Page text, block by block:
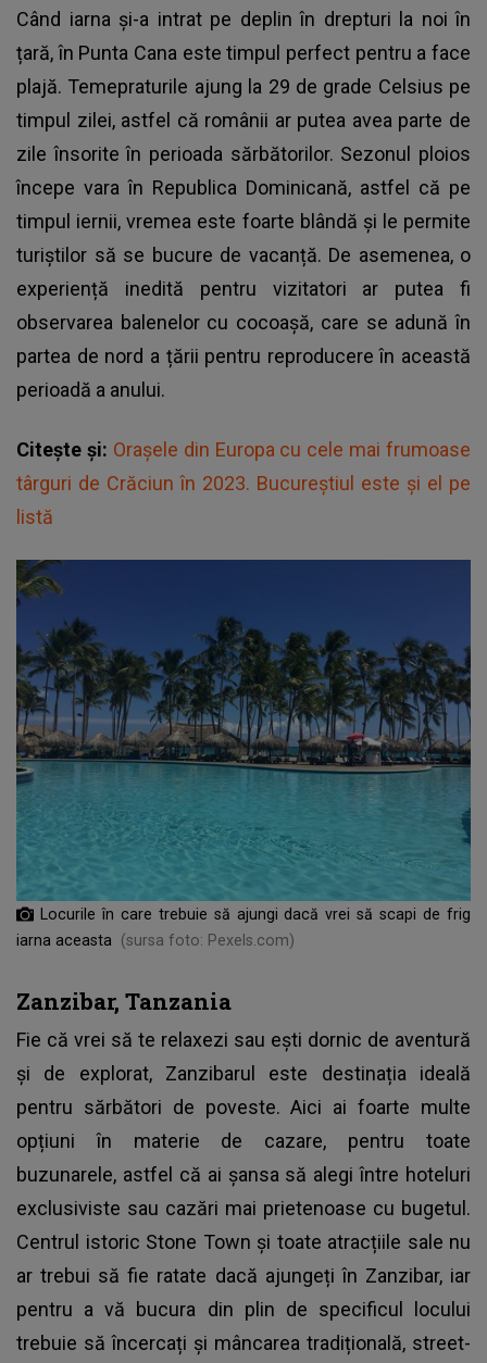
Când iarna și-a intrat pe deplin în drepturi la noi în
țară, în Punta Cana este timpul perfect pentru a face
plajă. Temepraturile ajung la 29 de grade Celsius pe
timpul zilei, astfel că românii ar putea avea parte de
zile însorite în perioada sărbătorilor. Sezonul ploios
începe vara în Republica Dominicană, astfel că pe
timpul iernii, vremea este foarte blândă și le permite
turiștilor să se bucure de vacanță. De asemenea, o
experiență inedită pentru vizitatori ar putea fi
observarea balenelor cu cocoașă, care se adună în
partea de nord a țării pentru reproducere în această
perioadă a anului.
Citește și: Orașele din Europa cu cele mai frumoase
târguri de Crăciun în 2023. Bucureștiul este și el pe
listă
Locurile în care trebuie să ajungi dacă vrei să scapi de frig
iarna aceasta
(sursa foto: Pexels.com)
Zanzibar, Tanzania
Fie că vrei să te relaxezi sau ești dornic de aventură
și de explorat, Zanzibarul este destinația ideală
pentru sărbători de poveste. Aici ai foarte multe
opțiuni în materie de cazare, pentru toate
buzunarele, astfel că ai șansa să alegi între hoteluri
exclusiviste sau cazări mai prietenoase cu bugetul.
Centrul istoric Stone Town și toate atracțiile sale nu
ar trebui să fie ratate dacă ajungeți în Zanzibar, iar
pentru a vă bucura din plin de specificul locului
trebuie să încercați și mâncarea tradițională, street-